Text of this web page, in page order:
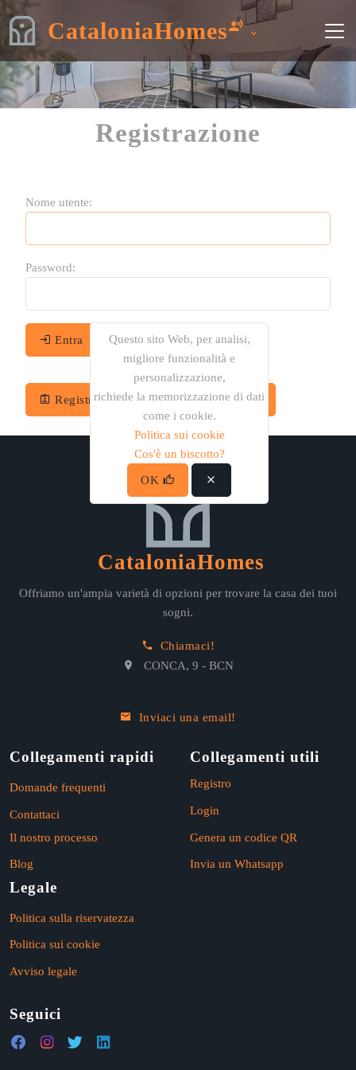
CataloniaHomes
Registrazione
Nome utente:
Password:
Entra
Registro Recupera la password
CataloniaHomes
Offriamo un'ampia varietà di opzioni per trovare la casa dei tuoi
sogni.
Chiamaci!
CONCA, 9 - BCN
Inviaci una email!
Collegamenti rapidi
Domande frequenti
Contattaci
Il nostro processo
Blog
Collegamenti utili
Registro
Login
Genera un codice QR
Invia un Whatsapp
Legale
Politica sulla riservatezza
Politica sui cookie
Avviso legale
Seguici
Questo sito Web, per analisi,
migliore funzionalità e
personalizzazione,
richiede la memorizzazione di dati
come i cookie.
Politica sui cookie
Cos'è un biscotto?
OK